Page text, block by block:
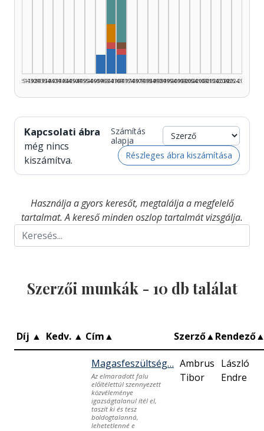
1925–1929
1930–1934
1935–1939
1940–1944
1945–1949
1950–1954
1955–1959
Szerző, 1960–1964: 3
1960–1964
Rendező, 1965–1969: 1
Dramaturg, 1965–1969: 3
1965–1969
Szerző, 1970–1974: 3
Rendező, 1970–1974: 1
Rádióra alkalmazó, 1970–1974: 1
1970–1974
1975–1979
1980–1984
1985–1989
1990–1994
1995–1999
2000–2004
2005–2009
2010–2014
2015–2019
2020–2024
2025–2026
Kapcsolati ábra
még nincs
kiszámítva.
Számítás
alapja
Részleges ábra kiszámítása
Használja a gyors keresőt, megtalálja a megfelelő
tartalmat. A kereső minden oszlop tartalmát vizsgálja.
Szerzői munkák - 10 db találat
Díj ▲ Kedv. ▲ Cím▲ Szerző▲Rendező
Magasfeszültség…
Az elmaradott falu
előítélettúl szennyezett
közvéleménye
igazságtalanul ítél el,
taszít ki és tesz
boldogtalanná,
lehetetlenné e
Ambrus
Tibor
László
Endre